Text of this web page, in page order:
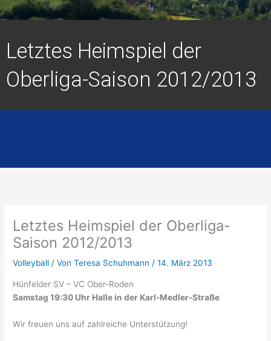
Letztes Heimspiel der
Oberliga-Saison 2012/2013
Letztes Heimspiel der Oberliga-
Saison 2012/2013
Volleyball / VonTeresa Schuhmann/14. März 2013
Hünfelder SV – VC Ober-Roden
Samstag 19:30 Uhr Halle in der Karl-Medler-Straße
Wir freuen uns auf zahlreiche Unterstützung!